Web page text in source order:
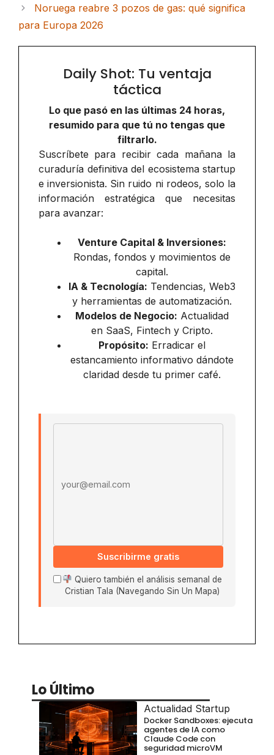
Noruega reabre 3 pozos de gas: qué significa
para Europa 2026
Daily Shot: Tu ventaja
táctica
Lo que pasó en las últimas 24 horas,
resumido para que tú no tengas que
filtrarlo.
Suscríbete para recibir cada mañana la
curaduría definitiva del ecosistema startup
e inversionista. Sin ruido ni rodeos, solo la
información estratégica que necesitas
para avanzar:
Venture Capital & Inversiones:
Rondas, fondos y movimientos de
capital.
IA & Tecnología: Tendencias, Web3
y herramientas de automatización.
Modelos de Negocio: Actualidad
en SaaS, Fintech y Cripto.
Propósito: Erradicar el
estancamiento informativo dándote
claridad desde tu primer café.
Suscribirme gratis
Quiero también el análisis semanal de
Cristian Tala (Navegando Sin Un Mapa)
Lo Último
Actualidad Startup
Docker Sandboxes: ejecuta
agentes de IA como
Claude Code con
seguridad microVM